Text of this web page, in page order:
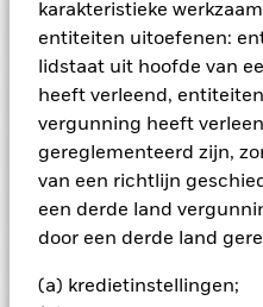
karakteristieke
entiteiten uitoefenen:
lidstaat uit hoofde van
heeft verleend,
vergunning heeft
gereglementeerd zijn,
van een richtlijn
een derde land
door een derde land
(a) kredietinstellingen;
Performance
Volledige grafiek
Het beleggingsrisico is
sectoren, landen, valuta's of
Fonds gevoeliger is voor
politieke, duurzaamheids- of
De waarde van aandelen en
kan worden beïnvloed door
aandelenmarkten. Tot de
behoren politiek en
vastgoedeffecten kunnen
algemene prestaties van de
Kerngegevens
per 05/aug/2026
Introductiedatum
Beleggingscategorie
Portefeuille
per 30/jun/2026
Standaarddeviatie (3j)
per 30/jun/2026
Ratings